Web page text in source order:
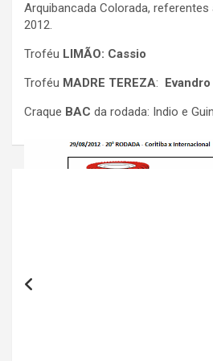
Arquibancada Colorada, referentes
2012.
Troféu LIMÃO: Cassio
Troféu MADRE TEREZA: Evandro
Craque BAC da rodada: Indio e